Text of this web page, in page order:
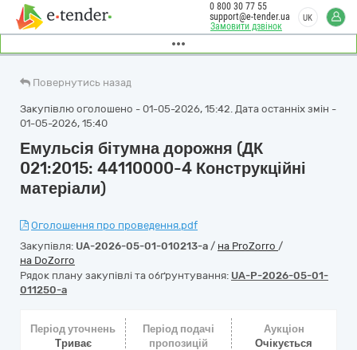
Замовити дзвінок
0 800 30 77 55
support@e-tender.ua
UK
Повернутись назад
Закупівлю оголошено - 01-05-2026, 15:42. Дата останніх змін -
01-05-2026, 15:40
Емульсія бітумна дорожня (ДК
021:2015: 44110000-4 Конструкційні
матеріали)
Оголошення про проведення.pdf
Закупівля: UA-2026-05-01-010213-a / на ProZorro /
на DoZorro
Рядок плану закупівлі та обґрунтування: UA-P-2026-05-01-
011250-a
Період уточнень
Триває
Період подачі
пропозицій
Аукціон
Очікується